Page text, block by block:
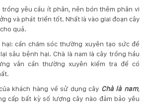
trồng yêu cầu ít phân, nên bón thêm phân vi
và phát triển tốt. Nhất là vào giai đoạn cây
quả.
cần chăm sóc thường xuyên tạo sức đề
sâu bệnh hại. Chà là nam là cây trồng hầu
vẫn cần thường xuyên kiểm tra để có
khách hàng về sử dụng cây Chà là nam,
cấp bất kỳ số lượng cây nào đảm bảo yêu